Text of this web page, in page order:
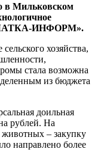
в Мильковском
ИНФОРМ».
хозяйства,
стала возможна
из бюджета
доильная
рублей. На
животных – закупку
направлено более